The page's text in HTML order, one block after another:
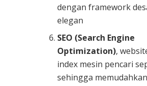
dengan framework
elegan
SEO (Search Engine
Optimization),
index mesin pencari
sehingga